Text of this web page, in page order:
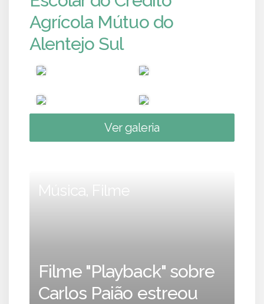
Agrícola Mútuo do
Alentejo Sul
Ver galeria
Música, Filme
Filme "Playback" sobre
Carlos Paião estreou